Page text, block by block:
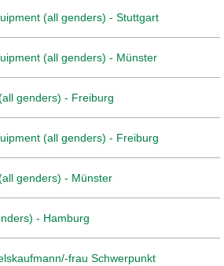
(all genders) - Stuttgart
(all genders) - Münster
genders) - Freiburg
(all genders) - Freiburg
genders) - Münster
- Hamburg
frau Schwerpunkt